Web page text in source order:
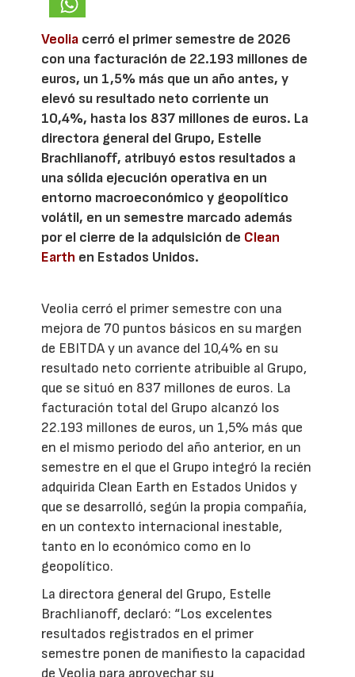
Veolia cerró el primer semestre de 2026
con una facturación de 22.193 millones de
euros, un 1,5% más que un año antes, y
elevó su resultado neto corriente un
10,4%, hasta los 837 millones de euros. La
directora general del Grupo, Estelle
Brachlianoff, atribuyó estos resultados a
una sólida ejecución operativa en un
entorno macroeconómico y geopolítico
volátil, en un semestre marcado además
por el cierre de la adquisición de Clean
Earth en Estados Unidos.
Veolia cerró el primer semestre con una
mejora de 70 puntos básicos en su margen
de EBITDA y un avance del 10,4% en su
resultado neto corriente atribuible al Grupo,
que se situó en 837 millones de euros. La
facturación total del Grupo alcanzó los
22.193 millones de euros, un 1,5% más que
en el mismo periodo del año anterior, en un
semestre en el que el Grupo integró la recién
adquirida Clean Earth en Estados Unidos y
que se desarrolló, según la propia compañía,
en un contexto internacional inestable,
tanto en lo económico como en lo
geopolítico.
La directora general del Grupo, Estelle
Brachlianoff, declaró: “Los excelentes
resultados registrados en el primer
semestre ponen de manifiesto la capacidad